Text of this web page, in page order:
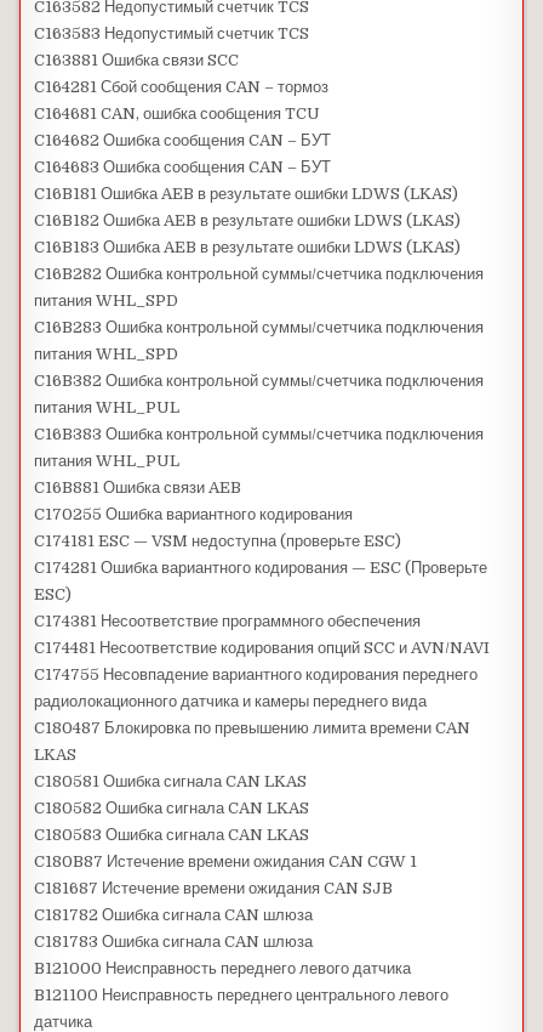
C163582 Недопустимый счетчик TCS
C163583 Недопустимый счетчик TCS
C163881 Ошибка связи SCC
C164281 Сбой сообщения CAN – тормоз
C164681 CAN, ошибка сообщения TCU
C164682 Ошибка сообщения CAN – БУТ
C164683 Ошибка сообщения CAN – БУТ
C16B181 Ошибка AEB в результате ошибки LDWS (LKAS)
C16B182 Ошибка AEB в результате ошибки LDWS (LKAS)
C16B183 Ошибка AEB в результате ошибки LDWS (LKAS)
C16B282 Ошибка контрольной суммы/счетчика подключения
питания WHL_SPD
C16B283 Ошибка контрольной суммы/счетчика подключения
питания WHL_SPD
C16B382 Ошибка контрольной суммы/счетчика подключения
питания WHL_PUL
C16B383 Ошибка контрольной суммы/счетчика подключения
питания WHL_PUL
C16B881 Ошибка связи AEB
C170255 Ошибка вариантного кодирования
C174181 ESC — VSM недоступна (проверьте ESC)
C174281 Ошибка вариантного кодирования — ESC (Проверьте
ESC)
C174381 Несоответствие программного обеспечения
C174481 Несоответствие кодирования опций SCC и AVN/NAVI
C174755 Несовпадение вариантного кодирования переднего
радиолокационного датчика и камеры переднего вида
C180487 Блокировка по превышению лимита времени CAN
LKAS
C180581 Ошибка сигнала CAN LKAS
C180582 Ошибка сигнала CAN LKAS
C180583 Ошибка сигнала CAN LKAS
C180B87 Истечение времени ожидания CAN CGW 1
C181687 Истечение времени ожидания CAN SJB
C181782 Ошибка сигнала CAN шлюза
C181783 Ошибка сигнала CAN шлюза
B121000 Неисправность переднего левого датчика
B121100 Неисправность переднего центрального левого
датчика